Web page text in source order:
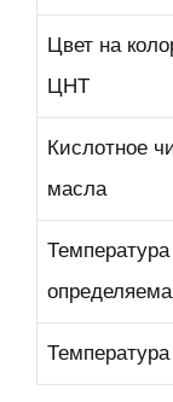
Цвет на
ЦНТ
Кислотное
масла